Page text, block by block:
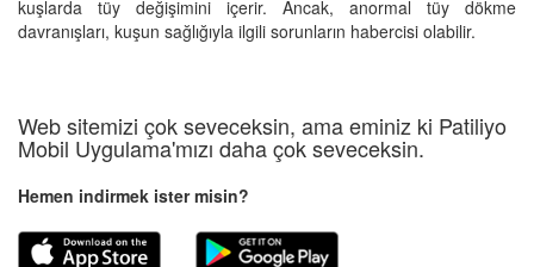
kuşlarda tüy değişimini içerir. Ancak, anormal tüy dökme
davranışları, kuşun sağlığıyla ilgili sorunların habercisi olabilir.
Web sitemizi çok seveceksin, ama eminiz ki Patiliyo
Mobil Uygulama'mızı daha çok seveceksin.
Hemen indirmek ister misin?